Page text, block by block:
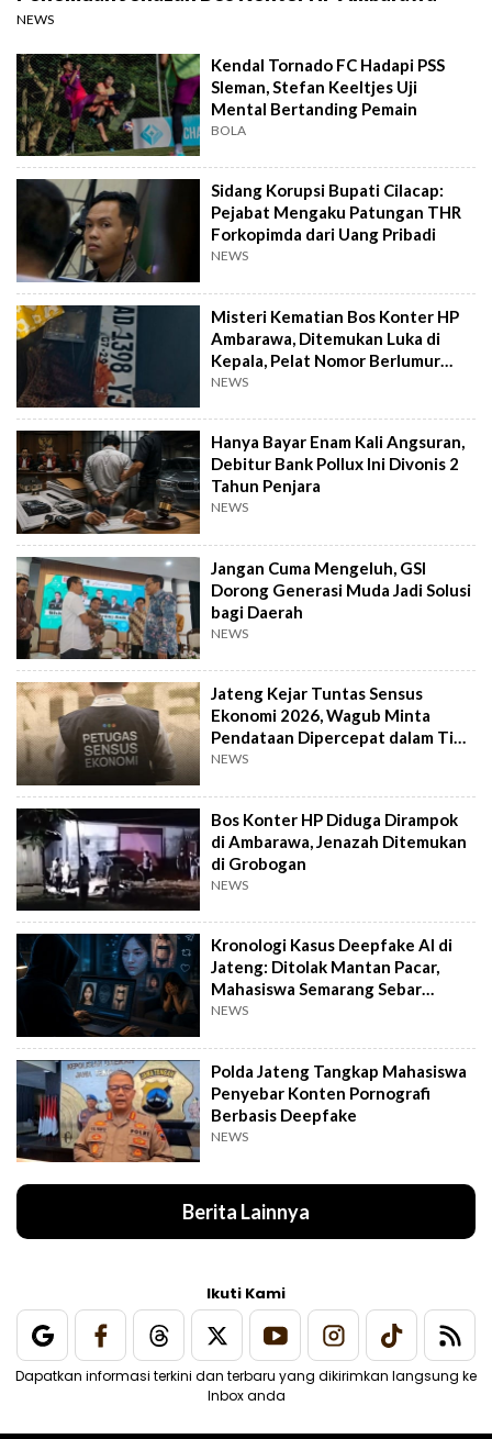
NEWS
Kendal Tornado FC Hadapi PSS
Sleman, Stefan Keeltjes Uji
Mental Bertanding Pemain
BOLA
Sidang Korupsi Bupati Cilacap:
Pejabat Mengaku Patungan THR
Forkopimda dari Uang Pribadi
NEWS
Misteri Kematian Bos Konter HP
Ambarawa, Ditemukan Luka di
Kepala, Pelat Nomor Berlumur
Darah
NEWS
Hanya Bayar Enam Kali Angsuran,
Debitur Bank Pollux Ini Divonis 2
Tahun Penjara
NEWS
Jangan Cuma Mengeluh, GSI
Dorong Generasi Muda Jadi Solusi
bagi Daerah
NEWS
Jateng Kejar Tuntas Sensus
Ekonomi 2026, Wagub Minta
Pendataan Dipercepat dalam Tiga
Pekan
NEWS
Bos Konter HP Diduga Dirampok
di Ambarawa, Jenazah Ditemukan
di Grobogan
NEWS
Kronologi Kasus Deepfake AI di
Jateng: Ditolak Mantan Pacar,
Mahasiswa Semarang Sebar
Konten Porno
NEWS
Polda Jateng Tangkap Mahasiswa
Penyebar Konten Pornografi
Berbasis Deepfake
NEWS
Berita Lainnya
Ikuti Kami
Dapatkan informasi terkini dan terbaru yang dikirimkan langsung ke
Inbox anda